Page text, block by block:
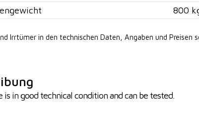
800
Irrtümer in den technischen Daten, Angaben und Preisen
is in good technical condition and can be tested.